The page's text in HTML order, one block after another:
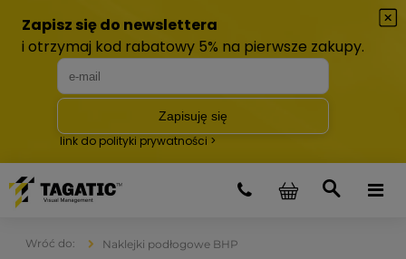
Naklejki podłogowe BHP